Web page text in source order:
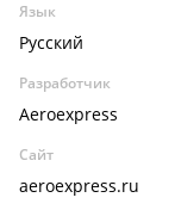
Язык
Русский
Разработчик
Aeroexpress
Сайт
aeroexpress.ru